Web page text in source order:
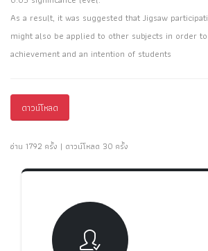
As a result, it was suggested that Jigsaw
might also be applied to other subjects in order
achievement and an intention of students
ดาวน์โหลด
อ่าน 1792 ครั้ง | ดาวน์โหลด 30 ครั้ง